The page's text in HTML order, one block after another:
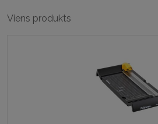
Viens produkts